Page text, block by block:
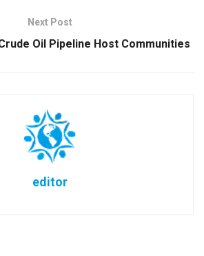
Next Post
Oil Pipeline Host Communities
editor